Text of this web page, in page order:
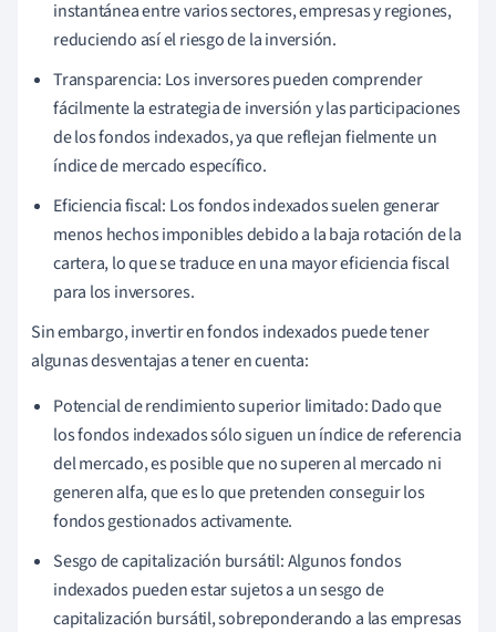
instantánea entre varios sectores, empresas y regiones,
reduciendo así el riesgo de la inversión.
Transparencia: Los inversores pueden comprender
fácilmente la estrategia de inversión y las participaciones
de los fondos indexados, ya que reflejan fielmente un
índice de mercado específico.
Eficiencia fiscal: Los fondos indexados suelen generar
menos hechos imponibles debido a la baja rotación de la
cartera, lo que se traduce en una mayor eficiencia fiscal
para los inversores.
Sin embargo, invertir en fondos indexados puede tener
algunas desventajas a tener en cuenta:
Potencial de rendimiento superior limitado: Dado que
los fondos indexados sólo siguen un índice de referencia
del mercado, es posible que no superen al mercado ni
generen alfa, que es lo que pretenden conseguir los
fondos gestionados activamente.
Sesgo de capitalización bursátil: Algunos fondos
indexados pueden estar sujetos a un sesgo de
capitalización bursátil, sobreponderando a las empresas